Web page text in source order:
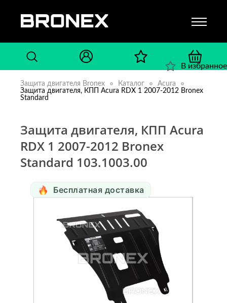
Защита двигателя Bronex Каталог
Acura
Защита двигателя, КПП Acura RDX 1 2007-2012 Bronex
Standard
Защита двигателя, КПП Acura
RDX 1 2007-2012 Bronex
Standard 103.1003.00
Бесплатная доставка
В избранное